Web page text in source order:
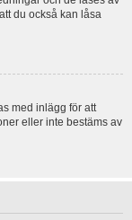
du också kan låsa
med inlägg för att
eller inte bestäms av